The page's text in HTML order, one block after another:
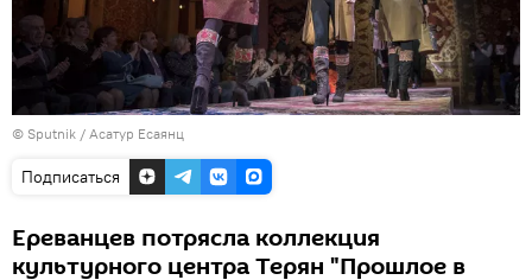
© Sputnik / Асатур Есаянц
Подписаться
Ереванцев потрясла коллекция
культурного центра Терян "Прошлое в